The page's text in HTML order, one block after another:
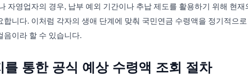
자영업자의 경우, 납부 예외 기간이나 추납 제도를 활용하기 위해 현재
니다. 이처럼 각자의 생애 단계에 맞춰 국민연금 수령액을 정기적으로
음이라 할 수 있습니다.
를 통한 공식 예상 수령액 조회 절차